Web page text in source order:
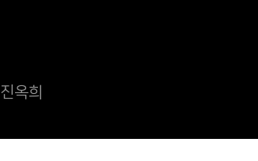
진옥희